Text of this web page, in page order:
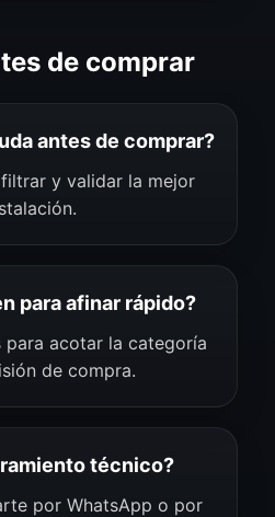
de comprar
antes de comprar?
y validar la mejor
para afinar rápido?
para acotar la categoría
de compra.
técnico?
por WhatsApp o por